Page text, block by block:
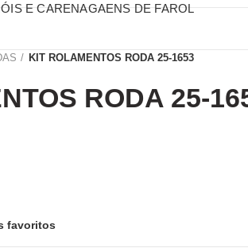
E CARENAGAENS DE FAROL
KIT ROLAMENTOS RODA 25-1653
RODA 25-
favoritos